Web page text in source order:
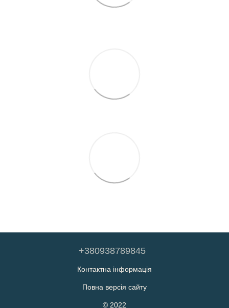
+380938789845
Контактна інформація
Повна версія сайту
© 2022